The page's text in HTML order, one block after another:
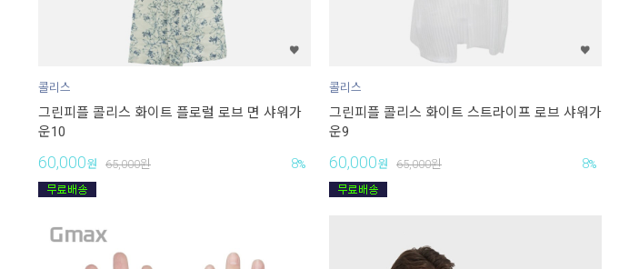
콜리스
그린피플 콜리스 화이트 플로럴 로브 면 샤워가
운10
60,000원 65,000원 8%
콜리스
그린피플 콜리스 화이트 스트라이프 로브 샤워가
운9
60,000원 65,000원 8%